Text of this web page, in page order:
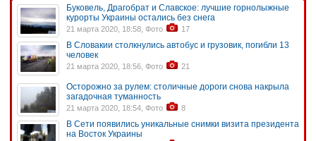
Буковель, Драгобрат и Славское: лучшие горнолыжные
курорты Украины остались без снега
21 марта 2020, 18:58, Фото 17
В Словакии столкнулись автобус и грузовик, погибли 13
человек
21 марта 2020, 18:56, Фото 21
Осторожно за рулем: столичные дороги снова накрыла
загадочная туманность
21 марта 2020, 18:54, Фото 8
В Сети появились уникальные снимки визита президента
на Восток Украины